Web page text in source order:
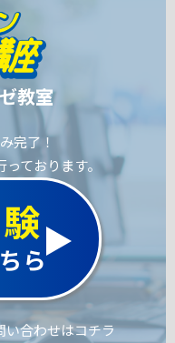
教室
完了！
ております。
ら
い合わせはコチラ